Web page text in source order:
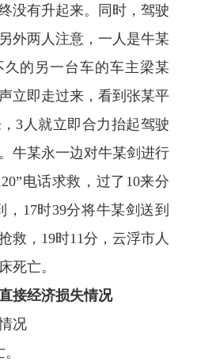
没有升起来。同时，驾驶
外两人注意，一人是牛某
的另一台车的车主梁某
立即走过来，看到张某平
3人就立即合力抬起驾驶
牛某永一边对牛某剑进行
电话求救，过了10来分
，17时39分将牛某剑送到
救，19时11分，云浮市人
死亡。
接经济损失情况
况